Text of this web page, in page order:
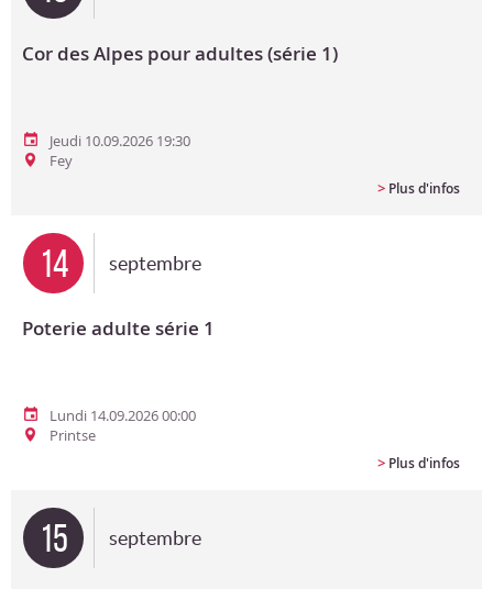
Programme en PDF
Cor des Alpes pour adultes (série 1)
Jeudi 10.09.2026 19:30
Fey
> Plus d'infos
14 septembre
Poterie adulte série 1
Lundi 14.09.2026 00:00
Printse
> Plus d'infos
15 septembre